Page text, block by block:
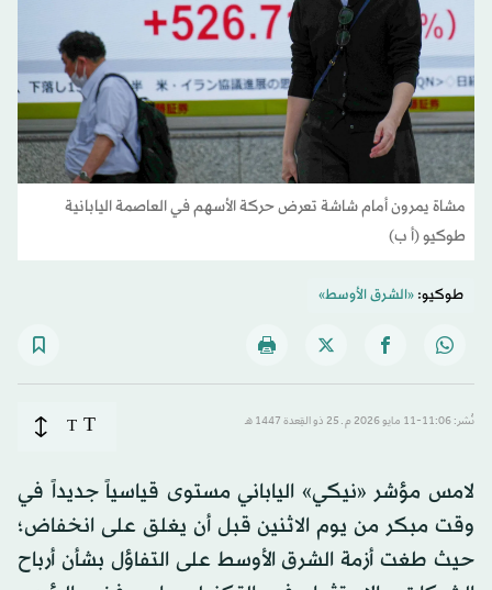
مشاة يمرون أمام شاشة تعرض حركة الأسهم في العاصمة اليابانية
طوكيو (أ ب)
طوكيو:«الشرق الأوسط»
نُشر: 11:06-11 مايو 2026 م ـ 25 ذو القِعدة 1447 هـ T
T
لامس مؤشر «نيكي» الياباني مستوى قياسياً جديداً في
وقت مبكر من يوم الاثنين قبل أن يغلق على انخفاض؛
حيث طغت أزمة الشرق الأوسط على التفاؤل بشأن أرباح